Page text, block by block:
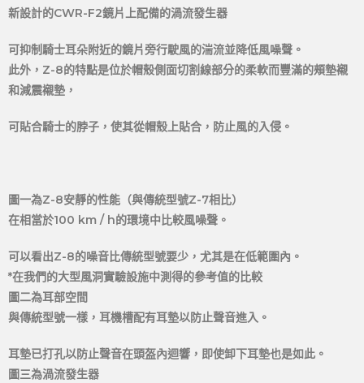
新設計的CWR-F2鏡片上配備的渦流發生器
可抑制騎士耳朵附近的鏡片旁行駛風的湍流並降低風噪聲。
此外，Z-8的特點是位於帽殼側面切割線部分的柔軟而豐滿的頰墊襯
和減震襯墊，
可貼合騎士的脖子，使其從帽殼上貼合，防止風的入侵。
圖一為Z-8安靜的性能（與傳統型號Z-7相比）
在相當於100 km / h的環境中比較風噪聲。
可以看出Z-8的噪音比傳統型號要少，尤其是在低範圍內。
*在我們的大型風洞實驗設施中測得的參考值的比較
圖二為耳部空間
與傳統型號一樣，耳機槽配有耳墊以防止聲音進入。
耳墊已打孔以防止聲音在頭盔內迴響， 即使卸下耳墊也是如此。
圖三為渦流發生器